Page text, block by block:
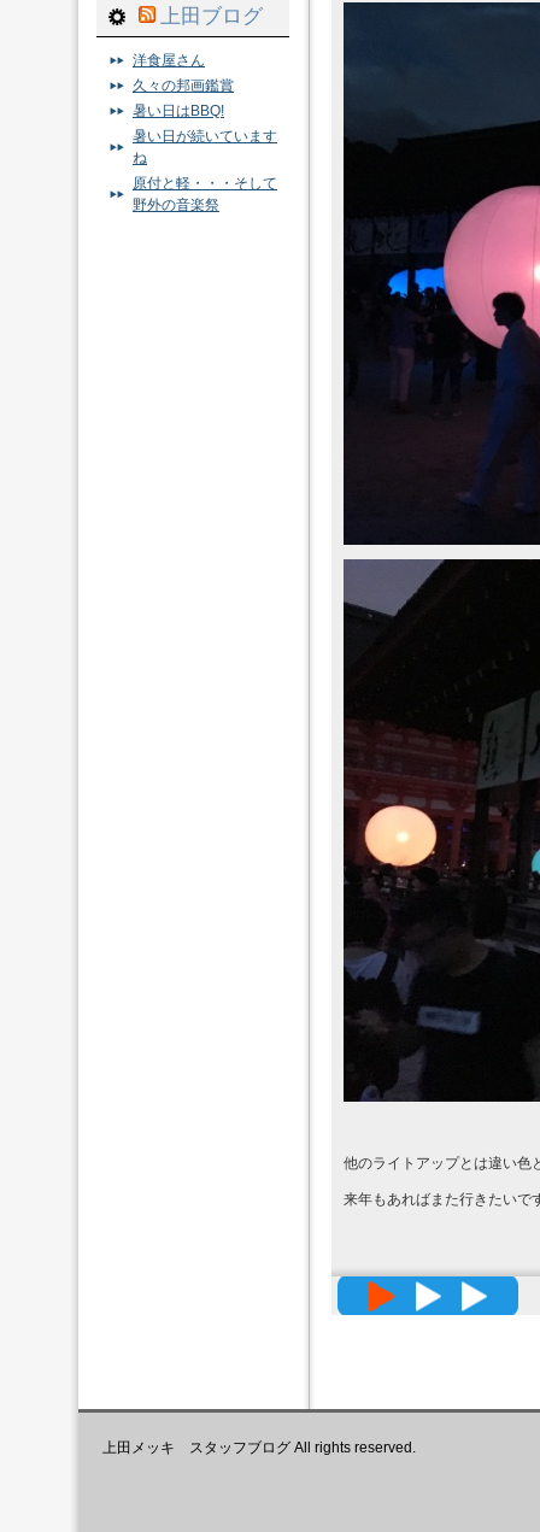
他のライトアップとは違い
来年もあればまた行きたいで
高精度メ
上田ブログ
洋食屋さん
久々の邦画鑑賞
暑い日はBBQ!
暑い日が続いています
ね
原付と軽・・・そして
野外の音楽祭
上田メッキ スタッフブログ All rights reserved.